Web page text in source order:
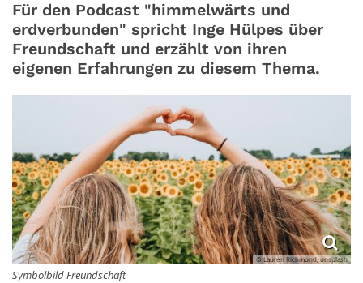
Für den Podcast "himmelwärts und
erdverbunden" spricht Inge Hülpes über
Freundschaft und erzählt von ihren
eigenen Erfahrungen zu diesem Thema.
© Lauren Richmond, unsplash
Symbolbild Freundschaft